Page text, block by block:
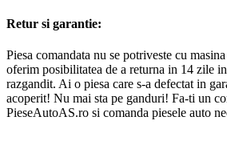
Retur si garantie:
Piesa comandata nu se potriveste cu
oferim posibilitatea de a returna in 14 zile
razgandit. Ai o piesa care s-a defectat in
acoperit! Nu mai sta pe ganduri! Fa-ti un
PieseAutoAS.ro si comanda piesele auto